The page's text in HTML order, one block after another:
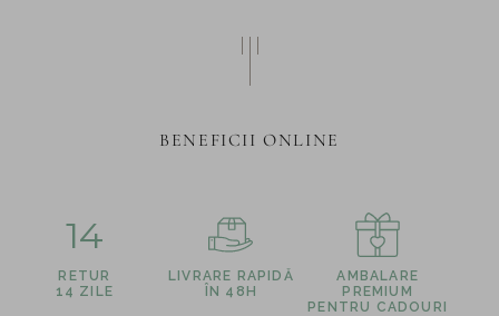
BENEFICII ONLINE
14
RETUR
14 ZILE
LIVRARE RAPIDĂ
ÎN 48H
AMBALARE
PREMIUM
PENTRU CADOURI